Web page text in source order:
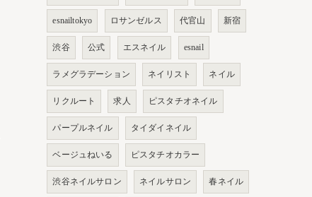
esnailtokyo ロサンゼルス 代官山 新宿
渋谷 公式 エスネイル esnail
ラメグラデーション ネイリスト ネイル
リクルート 求人 ピスタチオネイル
パープルネイル タイダイネイル
ベージュねいる ピスタチオカラー
渋谷ネイルサロン ネイルサロン 春ネイル